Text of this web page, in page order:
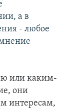
а в
- любое
или каким-
они
интересам,